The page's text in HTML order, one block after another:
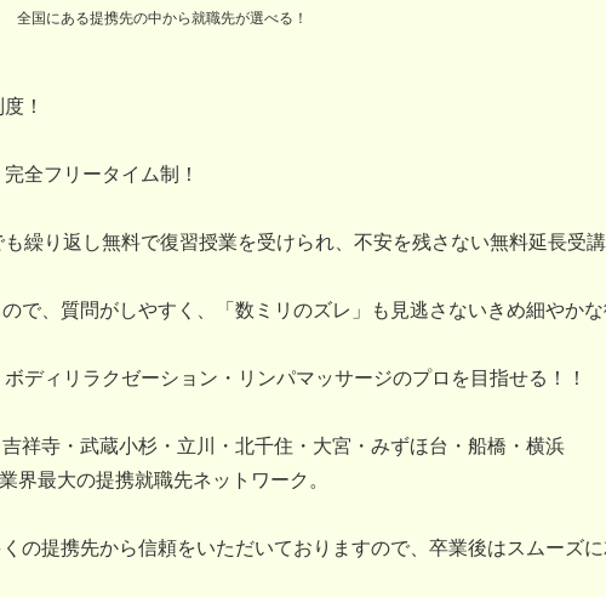
全国にある提携先の中から就職先が選べる！
度！
全フリータイム制！
繰り返し無料で復習授業を受けられ、不安を残さない無料延長受
で、質問がしやすく、「数ミリのズレ」も見逃さないきめ細やか
ディリラクゼーション・リンパマッサージのプロを目指せる！！
祥寺・武蔵小杉・立川・北千住・大宮・みずほ台・船橋・横浜
最大の提携就職先ネットワーク。
の提携先から信頼をいただいておりますので、卒業後はスムーズ